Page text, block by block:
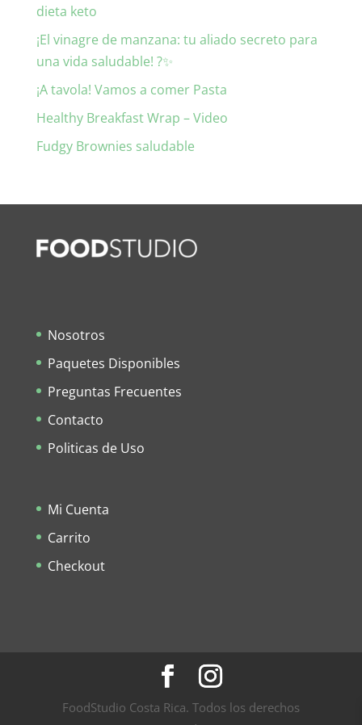
dieta keto
¡El vinagre de manzana: tu aliado secreto para
una vida saludable! ?✨
¡A tavola! Vamos a comer Pasta
Healthy Breakfast Wrap – Video
Fudgy Brownies saludable
Nosotros
Paquetes Disponibles
Preguntas Frecuentes
Contacto
Politicas de Uso
Mi Cuenta
Carrito
Checkout
FoodStudio Costa Rica. Todos los derechos